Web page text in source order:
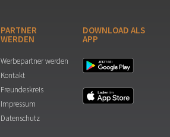
PARTNER
WERDEN
Werbepartner werden
Kontakt
Freundeskreis
Impressum
Datenschutz
DOWNLOAD ALS
APP